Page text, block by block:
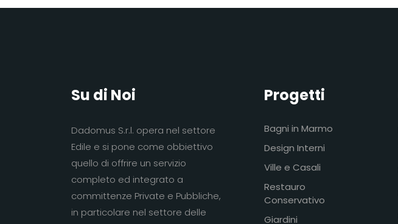
Su di Noi
Dadomus S.r.l. opera nel settore
Edile e si pone come obbiettivo
quello di offrire un servizio
completo ed integrato a
committenze Private e Pubbliche,
in particolare nel settore delle
Progetti
Bagni in Marmo
Design Interni
Ville e Casali
Restauro
Conservativo
Giardini